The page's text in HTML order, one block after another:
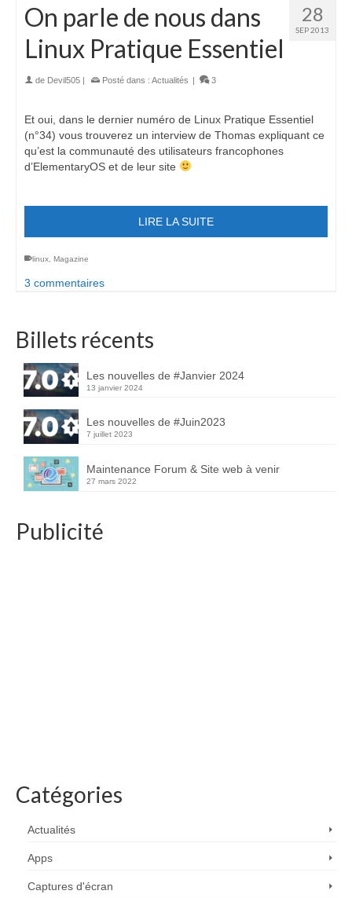
28
SEP 2013
On parle de nous dans
Linux Pratique Essentiel
de Devil505 | Posté dans : Actualités | 3
Et oui, dans le dernier numéro de Linux Pratique Essentiel
(n°34) vous trouverez un interview de Thomas expliquant ce
qu’est la communauté des utilisateurs francophones
d’ElementaryOS et de leur site
LIRE LA SUITE
linux Magazine
3 commentaires
Billets récents
Les nouvelles de #Janvier 2024
13 janvier 2024
Les nouvelles de #Juin2023
7 juillet 2023
Maintenance Forum & Site web à venir
27 mars 2022
Publicité
Catégories
Actualités
Apps
Captures d'écran